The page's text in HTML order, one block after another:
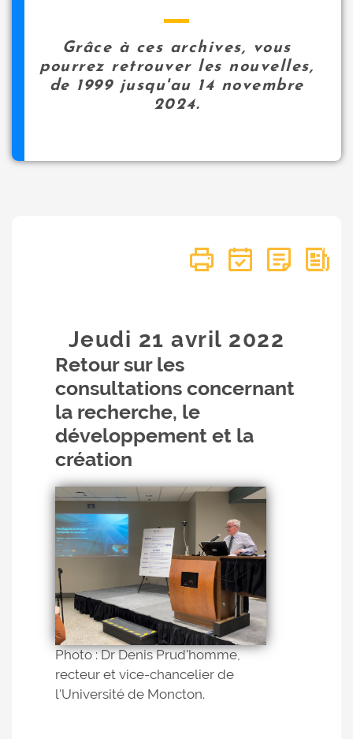
Grâce à ces archives, vous
pourrez retrouver les nouvelles,
de 1999 jusqu'au 14 novembre
2024.
Jeudi 21avril 2022
Retour sur les
consultations concernant
la recherche, le
développement et la
création
Photo : Dr Denis Prud'homme,
recteur et vice-chancelier de
l'Université de Moncton.